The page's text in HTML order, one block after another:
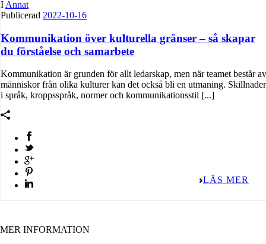
I Annat
Publicerad 2022-10-16
Kommunikation över kulturella gränser – så skapar
du förståelse och samarbete
Kommunikation är grunden för allt ledarskap, men när teamet består av
människor från olika kulturer kan det också bli en utmaning. Skillnader
i språk, kroppsspråk, normer och kommunikationsstil [...]
LÄS MER
MER INFORMATION